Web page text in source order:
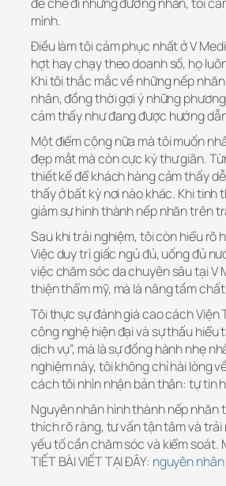
mình.
Điều làm tôi cảm phục nhất ở V
hợt hay chạy theo doanh số, họ
Khi tôi thắc mắc về những nếp
nhân, đồng thời gợi ý những
cảm thấy như đang được hướng
Một điểm cộng nữa mà tôi muốn
đẹp mắt mà còn cực kỳ thư giãn.
thiết kế để khách hàng cảm thấy
thấy ở bất kỳ nơi nào khác. Khi
giảm sự hình thành nếp nhăn trên
Sau khi trải nghiệm, tôi còn hiểu rõ
Việc duy trì giấc ngủ đủ, uống đủ
việc chăm sóc da chuyên sâu tại V
thiện thẩm mỹ, mà là nâng tầm
Tôi thực sự đánh giá cao cách Viện
công nghệ hiện đại và sự thấu hiểu
dịch vụ”, mà là sự đồng hành nhẹ
nghiệm này, tôi không chỉ hài lòng
cách tôi nhìn nhận bản thân: tự tin
Nguyên nhân hình thành nếp nhăn
thích rõ ràng, tư vấn tận tâm và
yếu tố cần chăm sóc và kiểm soát.
TIẾT BÀI VIẾT TẠI ĐÂY: nguyên